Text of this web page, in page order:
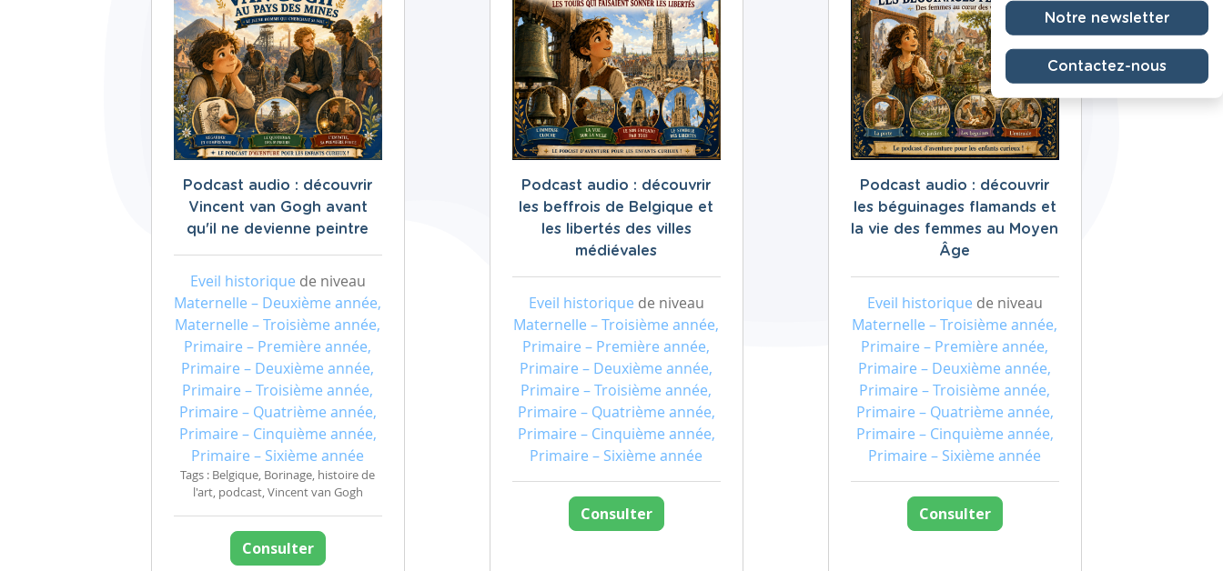
Podcast audio : découvrir
Vincent van Gogh avant
qu'il ne devienne peintre
Eveil historique de niveau
Maternelle – Deuxième année,
Maternelle – Troisième année,
Primaire – Première année,
Primaire – Deuxième année,
Primaire – Troisième année,
Primaire – Quatrième année,
Primaire – Cinquième année,
Primaire – Sixième année
Tags : Belgique, Borinage, histoire de
l'art, podcast, Vincent van Gogh
Consulter
Podcast audio : découvrir
les beffrois de Belgique et
les libertés des villes
médiévales
Eveil historique de niveau
Maternelle – Troisième année,
Primaire – Première année,
Primaire – Deuxième année,
Primaire – Troisième année,
Primaire – Quatrième année,
Primaire – Cinquième année,
Primaire – Sixième année
Consulter
Podcast audio : découvrir
les béguinages flamands et
la vie des femmes au Moyen
Âge
Eveil historique de niveau
Maternelle – Troisième année,
Primaire – Première année,
Primaire – Deuxième année,
Primaire – Troisième année,
Primaire – Quatrième année,
Primaire – Cinquième année,
Primaire – Sixième année
Consulter
Notre newsletter
Contactez-nous